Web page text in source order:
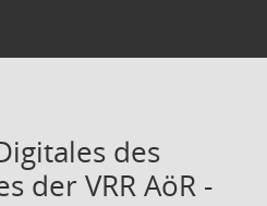
des
der VRR AöR -